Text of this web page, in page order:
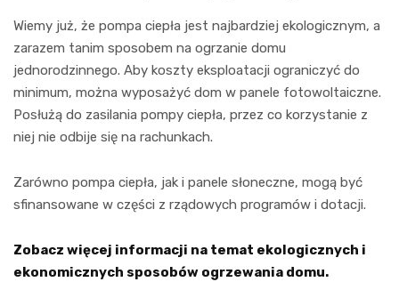
Wiemy już, że pompa ciepła jest najbardziej ekologicznym, a
zarazem tanim sposobem na ogrzanie domu
jednorodzinnego. Aby koszty eksploatacji ograniczyć do
minimum, można wyposażyć dom w panele fotowoltaiczne.
Posłużą do zasilania pompy ciepła, przez co korzystanie z
niej nie odbije się na rachunkach.
Zarówno pompa ciepła, jak i panele słoneczne, mogą być
sfinansowane w części z rządowych programów i dotacji.
Zobacz więcej informacji na temat ekologicznych i
ekonomicznych sposobów ogrzewania domu.